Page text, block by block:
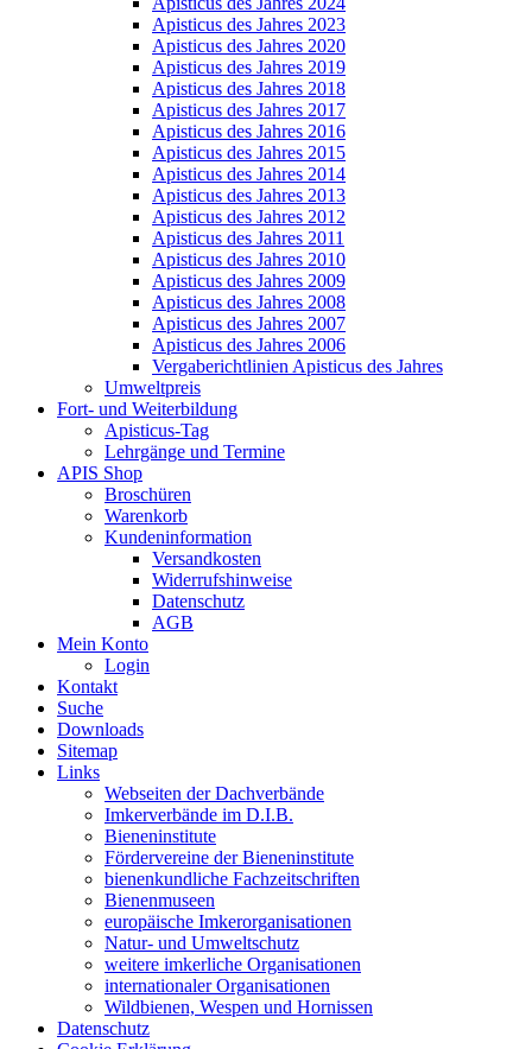
Apisticus des Jahres 2023
Apisticus des Jahres 2020
Apisticus des Jahres 2019
Apisticus des Jahres 2018
Apisticus des Jahres 2017
Apisticus des Jahres 2016
Apisticus des Jahres 2015
Apisticus des Jahres 2014
Apisticus des Jahres 2013
Apisticus des Jahres 2012
Apisticus des Jahres 2011
Apisticus des Jahres 2010
Apisticus des Jahres 2009
Apisticus des Jahres 2008
Apisticus des Jahres 2007
Apisticus des Jahres 2006
Vergaberichtlinien Apisticus des Jahres
Umweltpreis
Fort- und Weiterbildung
Apisticus-Tag
Lehrgänge und Termine
APIS Shop
Broschüren
Warenkorb
Kundeninformation
Versandkosten
Widerrufshinweise
Datenschutz
AGB
Mein Konto
Login
Kontakt
Suche
Downloads
Sitemap
Links
Webseiten der Dachverbände
Imkerverbände im D.I.B.
Bieneninstitute
Fördervereine der Bieneninstitute
bienenkundliche Fachzeitschriften
Bienenmuseen
europäische Imkerorganisationen
Natur- und Umweltschutz
weitere imkerliche Organisationen
internationaler Organisationen
Wildbienen, Wespen und Hornissen
Datenschutz